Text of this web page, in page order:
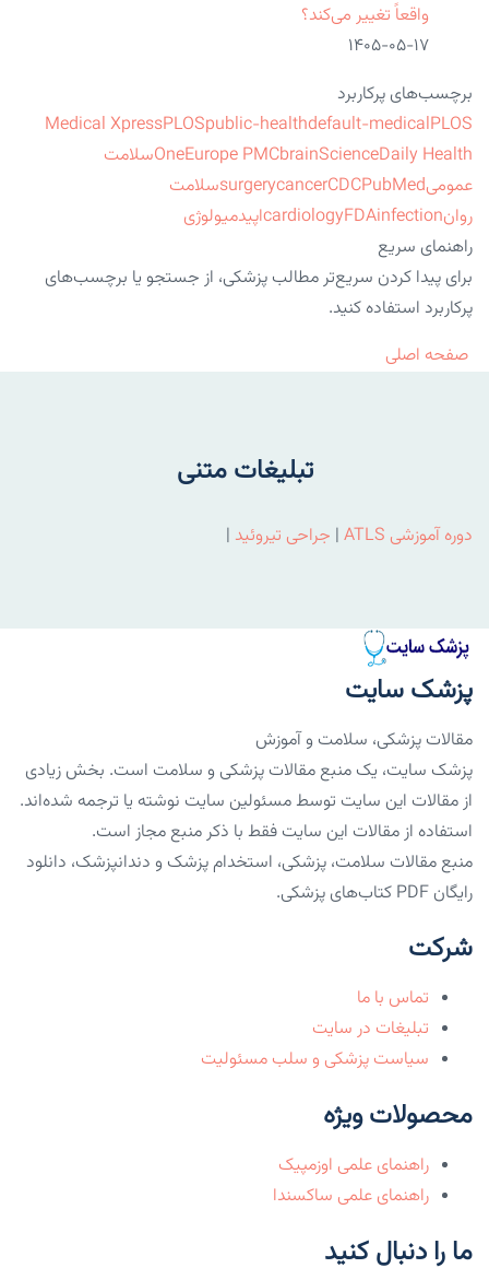
واقعاً تغییر می‌کند؟
۱۴۰۵-۰۵-۱۷
برچسب‌های پرکاربرد
Medical XpressPLOSpublic-healthdefault-medicalPLOS
OneEurope PMCbrainScienceDaily Health
سلامت
عمومی
surgerycancerCDCPubMed
سلامت
روان
cardiologyFDAinfection
اپیدمیولوژی
راهنمای سریع
برای پیدا کردن سریع‌تر مطالب پزشکی، از جستجو یا برچسب‌های
پرکاربرد استفاده کنید.
صفحه اصلی
تبلیغات متنی
دوره آموزشی ATLS | جراحی تیروئید |
پزشک سایت
مقالات پزشکی، سلامت و آموزش
پزشک سایت، یک منبع مقالات پزشکی و سلامت است. بخش زیادی
از مقالات این سایت توسط مسئولین سایت نوشته یا ترجمه شده‌اند.
استفاده از مقالات این سایت فقط با ذکر منبع مجاز است.
منبع مقالات سلامت، پزشکی، استخدام پزشک و دندانپزشک، دانلود
رایگان PDF کتاب‌های پزشکی.
شرکت
تماس با ما
تبلیغات در سایت
سیاست پزشکی و سلب مسئولیت
محصولات ویژه
راهنمای علمی اوزمپیک
راهنمای علمی ساکسندا
ما را دنبال کنید